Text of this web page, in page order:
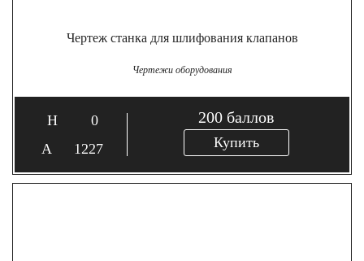
Чертеж станка для шлифования клапанов
Чертежи оборудования
0
1227
200 баллов
Купить